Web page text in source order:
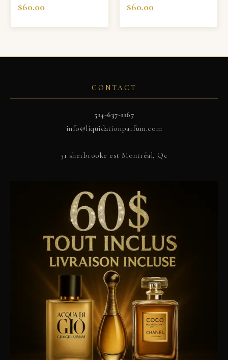
$60.00 $60.00
CONTACT
514-637-1167
info@liquidationparfum.com
31 sherbrooke est Montréal, Qc